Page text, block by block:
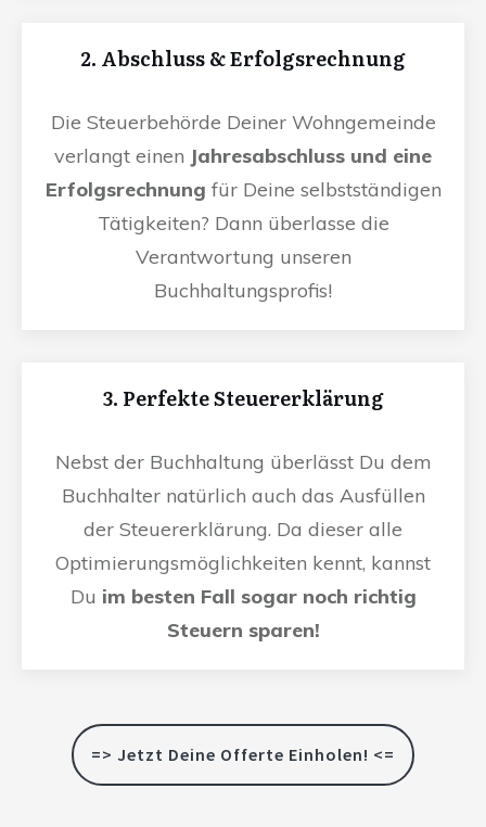
2. Abschluss & Erfolgsrechnung
Die Steuerbehörde Deiner Wohngemeinde
verlangt einen Jahresabschluss und eine
Erfolgsrechnung für Deine selbstständigen
Tätigkeiten? Dann überlasse die
Verantwortung unseren
Buchhaltungsprofis!
3. Perfekte Steuererklärung
Nebst der Buchhaltung überlässt Du dem
Buchhalter natürlich auch das Ausfüllen
der Steuererklärung. Da dieser alle
Optimierungsmöglichkeiten kennt, kannst
Du im besten Fall sogar noch richtig
Steuern sparen!
=> Jetzt Deine Offerte Einholen! <=